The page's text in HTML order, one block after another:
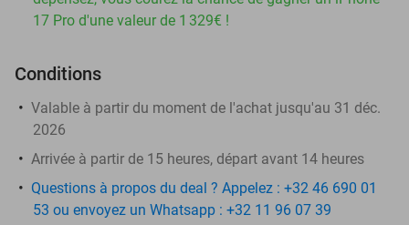
17 Pro d'une valeur de 1 329€ !
Conditions
Valable à partir du moment de l'achat jusqu'au 31 déc.
2026
Arrivée à partir de 15 heures, départ avant 14 heures
Questions à propos du deal ? Appelez : +32 46 690 01
53 ou envoyez un Whatsapp : +32 11 96 07 39